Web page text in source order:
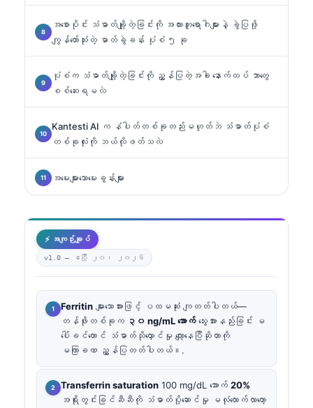
အစောပိုင်း သံဓာတ်ချို့တဲ့ခြင်းကို အလားတူရောဂါများနဲ့ ခွဲပြဖို့
ကျွန်တော်သုံးတဲ့ ဓာတ်ခွဲခန်း ပုံစံ ၅ ခု
ပုံစံက သံဓာတ်ချို့တဲ့ခြင်းကို ညွှန်ပြတဲ့အခါ နောက်ထပ် ဘာတွေ
စစ်ဆေးရမလဲ
Kantesti AI က နံပါတ်တစ်ခုတည်းမဟုတ်ဘဲ သံဓာတ်ပုံစံ
တစ်ခုလုံးကို ဘယ်လိုဖတ်သလဲ
အမေးများသောမေးခွန်းများ
⚡ အကျဉ်းချုပ်
v1.0 — ဧပြီ ၂၀၊ ၂၀၂၆
Ferritin များသောအားဖြင့် ပထမဆုံး ကျတတ်ပါတယ်—
တန်ဖိုးတစ်ခုက ၃၀ ng/mL အောက်သွေးအားနည်းခြင်း မ
ပေါ်ခင်တောင် သံဓာတ်သိုလှောင်မှု လျော့နေပြီဆိုတာကို
မကြာခဏ ညွှန်ပြတတ်ပါတယ်။.
Transferrin saturation 100 mg/dL အောက် 20%
အရိုးတွင်းခြင်ဆီဆီကို သံဓာတ်ပို့ဆောင်မှု မလုံလောက်လာတော့